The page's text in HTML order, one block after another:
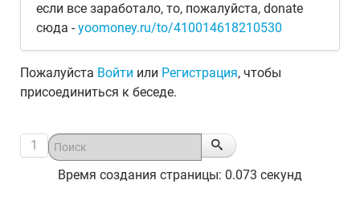
если все заработало, то, пожалуйста, donate
сюда -yoomoney.ru/to/410014618210530
Пожалуйста Войти или Регистрация, чтобы
присоединиться к беседе.
1
Время создания страницы: 0.073 секунд